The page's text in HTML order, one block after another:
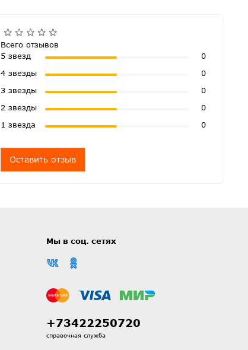
Всего отзывов
5 звезд
0
4 звезды
0
3 звезды
0
2 звезды
0
1 звезда
0
Оставить отзыв
Мы в соц. сетях
+73422250720
справочная служба